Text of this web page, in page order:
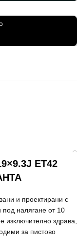
ET42
и проектирани с
налягане от 10
изключително здрава,
за пистово